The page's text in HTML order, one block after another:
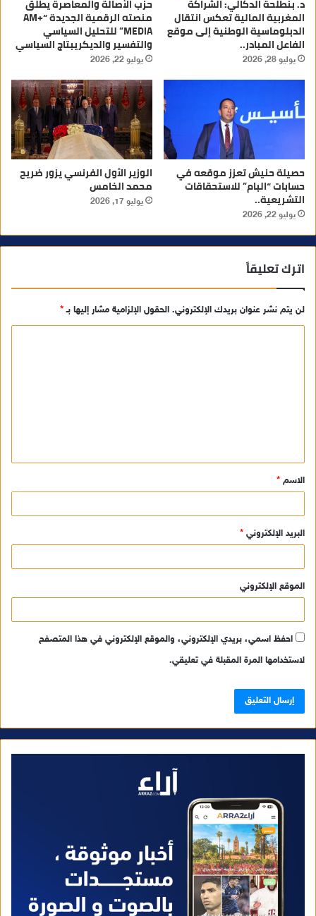
د. بنطلحة الدكالي: الشراكة
المغربية المالية تعكس انتقال
الدبلوماسية الوطنية إلى موقع
الفاعل المبادر..
يوليو 28, 2026
حزب الأصالة والمعاصرة يطلق
منصته الرقمية الجديدة “AM+
MEDIA” للتحليل السياسي
والتفسير والديكريبتاج السياسي
يوليو 22, 2026
حصيلة حنيش تعزز موقعه في
حسابات “البام” للاستحقاقات
التشريعية..
يوليو 22, 2026
الوزير الأول الفرنسي يزور ضريح
محمد الخامس
يوليو 17, 2026
اترك تعليقاً
لن يتم نشر عنوان بريدك الإلكتروني. الحقول الإلزامية مشار إليها بـ*
ق
*
الاسم *
البريد الإلكتروني *
الموقع الإلكتروني
احفظ اسمي، بريدي الإلكتروني، والموقع الإلكتروني في هذا المتصفح
لاستخدامها المرة المقبلة في تعليقي.